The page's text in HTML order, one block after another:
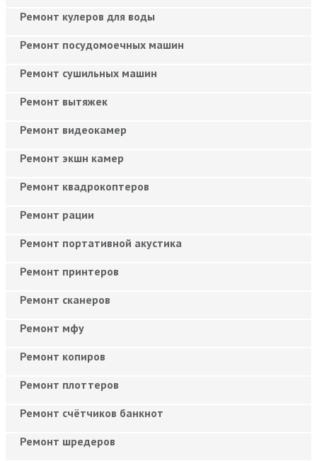
Ремонт кулеров для воды
Ремонт посудомоечных машин
Ремонт сушильных машин
Ремонт вытяжек
Ремонт видеокамер
Ремонт экшн камер
Ремонт квадрокоптеров
Ремонт рации
Ремонт портативной акустика
Ремонт принтеров
Ремонт сканеров
Ремонт мфу
Ремонт копиров
Ремонт плоттеров
Ремонт счётчиков банкнот
Ремонт шредеров